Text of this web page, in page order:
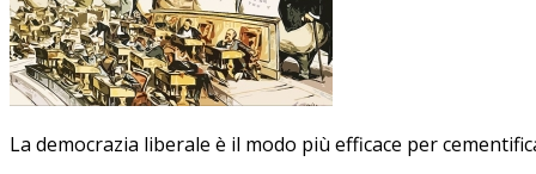
La democrazia liberale è il modo più efficace per